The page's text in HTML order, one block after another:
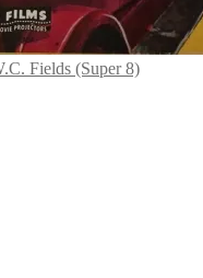
Fields (Super 8)